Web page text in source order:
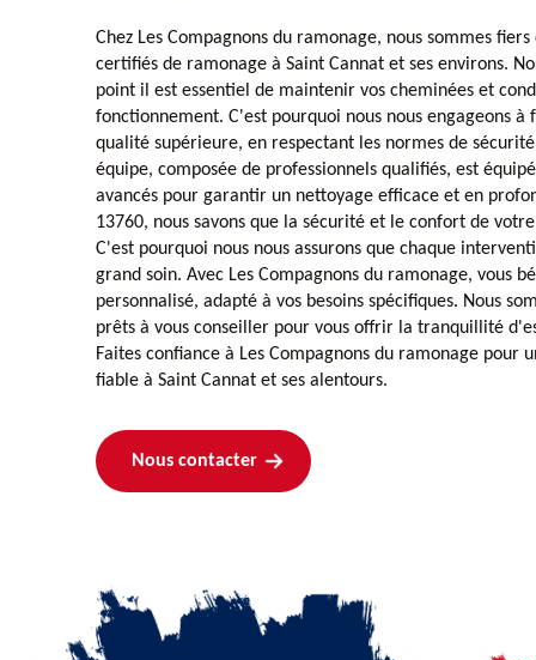
Chez Les Compagnons du ramonage, nous sommes
certifiés de ramonage à Saint Cannat et ses environs.
point il est essentiel de maintenir vos cheminées et
fonctionnement. C'est pourquoi nous nous engageons
qualité supérieure, en respectant les normes de
équipe, composée de professionnels qualifiés, est
avancés pour garantir un nettoyage efficace et en
13760, nous savons que la sécurité et le confort de
C'est pourquoi nous nous assurons que chaque
grand soin. Avec Les Compagnons du ramonage, vous
personnalisé, adapté à vos besoins spécifiques. Nous
prêts à vous conseiller pour vous offrir la tranquillité
Faites confiance à Les Compagnons du ramonage pour
fiable à Saint Cannat et ses alentours.
Nous contacter